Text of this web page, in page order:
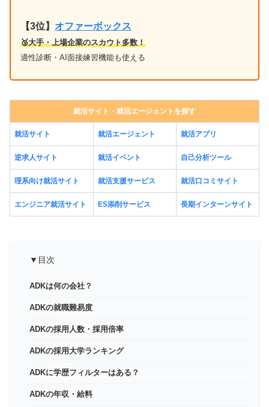
【3位】 オファーボックス
🥉大手・上場企業のスカウト多数！
適性診断・AI面接練習機能も使える
就活サイト・就活エージェントを探す
就活サイト 就活エージェント 就活アプリ
逆求人サイト 就活イベント 自己分析ツール
理系向け就活サイト 就活支援サービス 就活口コミサイト
エンジニア就活サイト ES添削サービス 長期インターンサイト
▼目次
ADKは何の会社？
ADKの就職難易度
ADKの採用人数・採用倍率
ADKの採用大学ランキング
ADKに学歴フィルターはある？
ADKの年収・給料